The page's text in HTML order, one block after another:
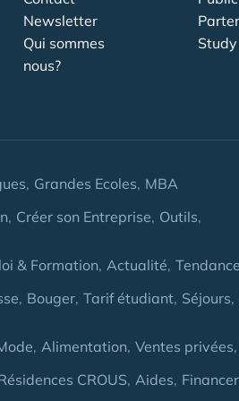
Newsletter
Qui sommes
nous?
Grandes Ecoles MBA
Créer son Entreprise Outils
& Formation Actualité Tendance
Bouger Tarif étudiant Séjours
Alimentation Ventes privées
CROUS Aides Financer